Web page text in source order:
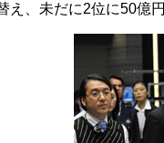
え、未だに2位に50億